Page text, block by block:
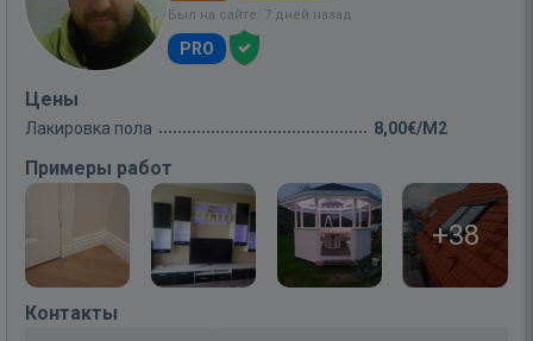
Был на сайте: 7 дней назад
PRO
Цены
Лакировка пола 8,00€/M2
Примеры работ
+38
Контакты